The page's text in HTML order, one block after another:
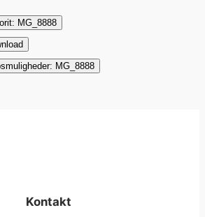
MG_8888
MG_8888
Kontakt